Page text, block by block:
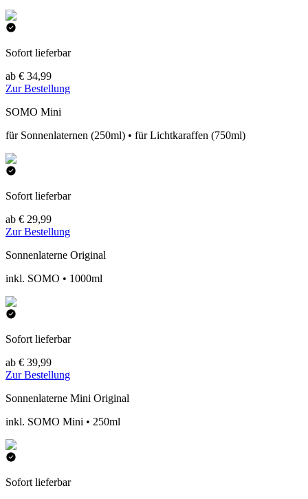
Sofort lieferbar
ab € 34,99
Zur Bestellung
SOMO Mini
für Sonnenlaternen (250ml) • für Lichtkaraffen (750ml)
Sofort lieferbar
ab € 29,99
Zur Bestellung
Sonnenlaterne Original
inkl. SOMO • 1000ml
Sofort lieferbar
ab € 39,99
Zur Bestellung
Sonnenlaterne Mini Original
inkl. SOMO Mini • 250ml
Sofort lieferbar